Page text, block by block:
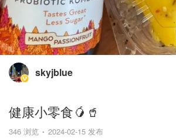
skyjblue
健康小零食🥭🥤
346 浏览 2024-02-15 发布